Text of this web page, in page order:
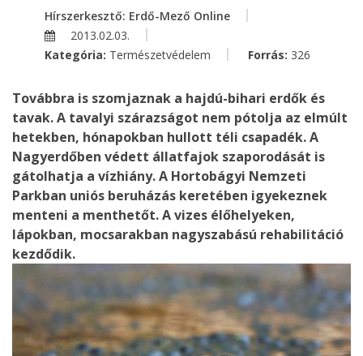
Hírszerkesztő: Erdő-Mező Online
2013.02.03.
Kategória: Természetvédelem Forrás: 326
Továbbra is szomjaznak a hajdú-bihari erdők és
tavak. A tavalyi szárazságot nem pótolja az elmúlt
hetekben, hónapokban hullott téli csapadék. A
Nagyerdőben védett állatfajok szaporodását is
gátolhatja a vízhiány. A Hortobágyi Nemzeti
Parkban uniós beruházás keretében igyekeznek
menteni a menthetőt. A vizes élőhelyeken,
lápokban, mocsarakban nagyszabású rehabilitáció
kezdődik.